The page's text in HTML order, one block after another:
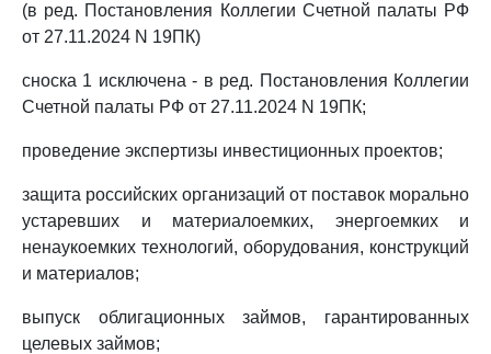
(в ред. Постановления Коллегии Счетной палаты РФ
от 27.11.2024 N 19ПК)
сноска 1 исключена - в ред. Постановления Коллегии
Счетной палаты РФ от 27.11.2024 N 19ПК;
проведение экспертизы инвестиционных проектов;
защита российских организаций от поставок морально
устаревших и материалоемких, энергоемких и
ненаукоемких технологий, оборудования, конструкций
и материалов;
выпуск облигационных займов, гарантированных
целевых займов;